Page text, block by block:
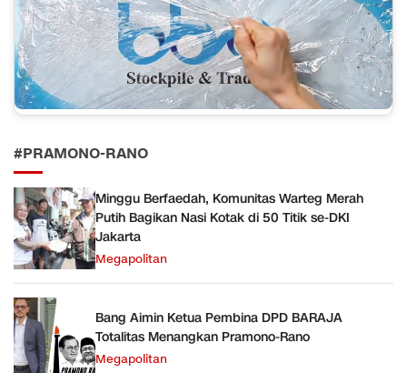
#PRAMONO-RANO
Minggu Berfaedah, Komunitas Warteg Merah
Putih Bagikan Nasi Kotak di 50 Titik se-DKI
Jakarta
Megapolitan
Bang Aimin Ketua Pembina DPD BARAJA
Totalitas Menangkan Pramono-Rano
Megapolitan